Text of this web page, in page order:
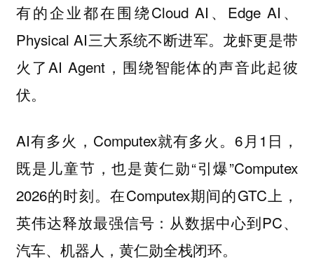
有的企业都在围绕Cloud AI、Edge AI、
Physical AI三大系统不断进军。龙虾更是带
火了AI Agent，围绕智能体的声音此起彼
伏。
AI有多火，Computex就有多火。6月1日，
既是儿童节，也是黄仁勋“引爆”Computex
2026的时刻。在Computex期间的GTC上，
英伟达释放最强信号：从数据中心到PC、
汽车、机器人，黄仁勋全栈闭环。